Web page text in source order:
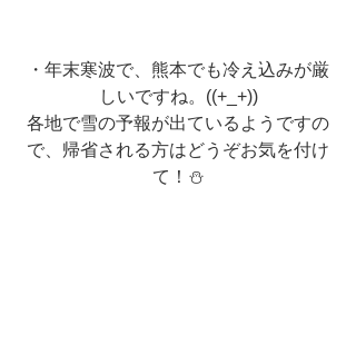
・年末寒波で、熊本でも冷え込みが厳
しいですね。((+_+))
各地で雪の予報が出ているようですの
で、帰省される方はどうぞお気を付け
て！⛄